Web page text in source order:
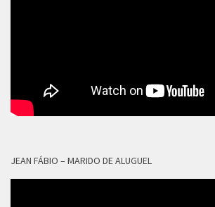
JEAN FÁBIO – MARIDO DE ALUGUEL